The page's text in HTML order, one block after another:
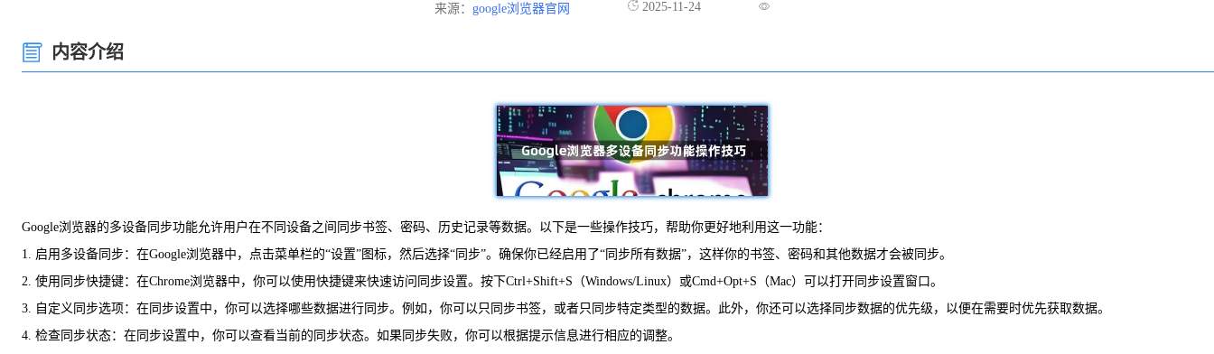
来源： google浏览器官网 2025-11-24
内容介绍
Google浏览器的多设备同步功能允许用户在不同设备之间同步书签、密码、历史记录等数据。以下是一些操作技巧，帮助你更好地利用这一功能：
1. 启用多设备同步：在Google浏览器中，点击菜单栏的“设置”图标，然后选择“同步”。确保你已经启用了“同步所有数据”，这样你的书签、密码和其他数据才会被同步。
2. 使用同步快捷键：在Chrome浏览器中，你可以使用快捷键来快速访问同步设置。按下Ctrl+Shift+S（Windows/Linux）或Cmd+Opt+S（Mac）可以打开同步设置窗口。
3. 自定义同步选项：在同步设置中，你可以选择哪些数据进行同步。例如，你可以只同步书签，或者只同步特定类型的数据。此外，你还可以选择同步数据的优先级，以便在需要时优先获取数据。
4. 检查同步状态：在同步设置中，你可以查看当前的同步状态。如果同步失败，你可以根据提示信息进行相应的调整。